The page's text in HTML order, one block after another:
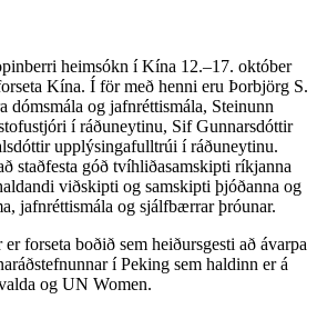
heimsókn í Kína 12.–17. október
Kína. Í för með henni eru Þorbjörg S.
dómsmála og jafnréttismála, Steinunn
í ráðuneytinu, Sif Gunnarsdóttir
upplýsingafulltrúi í ráðuneytinu.
staðfesta góð tvíhliðasamskipti ríkjanna
viðskipti og samskipti þjóðanna og
forseta boðið sem heiðursgesti að ávarpa
í Peking sem haldinn er á